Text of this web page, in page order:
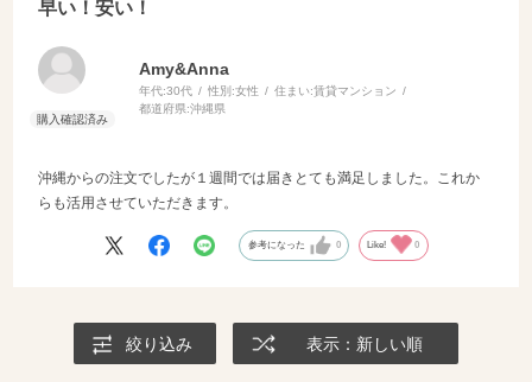
早い！安い！
Amy&Anna
年代:30代 性別:女性 住まい:賃貸マンション
都道府県:沖縄県
沖縄からの注文でしたが１週間では届きとても満足しました。これか
らも活用させていただきます。
参考になった 0 Like! 0
絞り込み 表示：新しい順